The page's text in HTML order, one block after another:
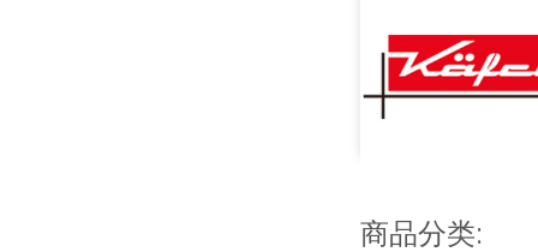
商品分类: